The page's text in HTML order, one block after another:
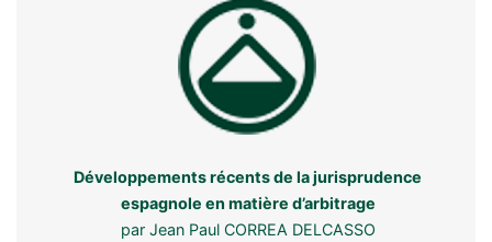
Développements récents de la jurisprudence
espagnole en matière d’arbitrage
par Jean Paul CORREA DELCASSO